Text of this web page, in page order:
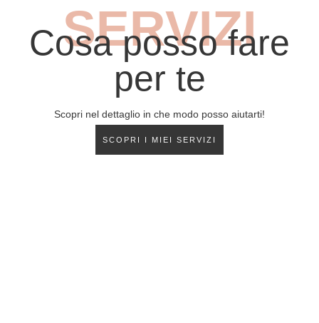
SERVIZI
Cosa posso fare
per te
Scopri nel dettaglio in che modo posso aiutarti!
SCOPRI I MIEI SERVIZI